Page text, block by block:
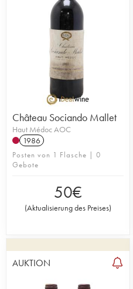
Château Sociando Mallet
Haut Médoc AOC
1986
Posten von 1 Flasche | 0
Gebote
50€
(Aktualisierung des Preises)
AUKTION